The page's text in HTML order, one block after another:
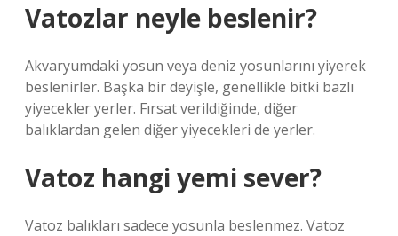
Vatozlar neyle beslenir?
Akvaryumdaki yosun veya deniz yosunlarını yiyerek
beslenirler. Başka bir deyişle, genellikle bitki bazlı
yiyecekler yerler. Fırsat verildiğinde, diğer
balıklardan gelen diğer yiyecekleri de yerler.
Vatoz hangi yemi sever?
Vatoz balıkları sadece yosunla beslenmez. Vatoz